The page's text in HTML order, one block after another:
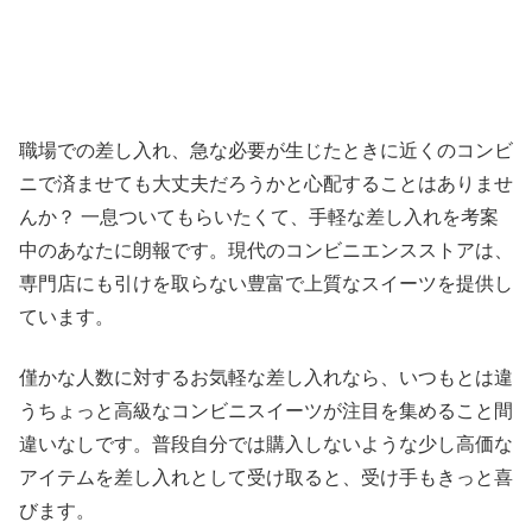
職場での差し入れ、急な必要が生じたときに近くのコンビ
ニで済ませても大丈夫だろうかと心配することはありませ
んか？ 一息ついてもらいたくて、手軽な差し入れを考案
中のあなたに朗報です。現代のコンビニエンスストアは、
専門店にも引けを取らない豊富で上質なスイーツを提供し
ています。
僅かな人数に対するお気軽な差し入れなら、いつもとは違
うちょっと高級なコンビニスイーツが注目を集めること間
違いなしです。普段自分では購入しないような少し高価な
アイテムを差し入れとして受け取ると、受け手もきっと喜
びます。